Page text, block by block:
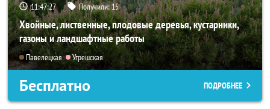
11:47:27 Получили:15
Хвойные, лиственные, плодовые деревья, кустарники,
газоны и ландшафтные работы
Павелецкая Угрешская
Бесплатно ПОДРОБНЕЕ